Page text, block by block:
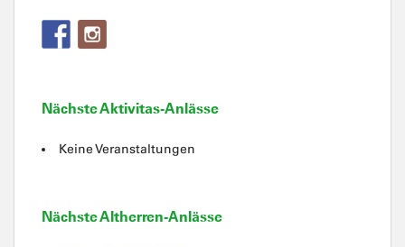
Nächste Aktivitas-Anlässe
Keine Veranstaltungen
Nächste Altherren-Anlässe